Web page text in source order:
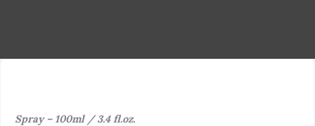
Spray – 100ml / 3.4 fl.oz.